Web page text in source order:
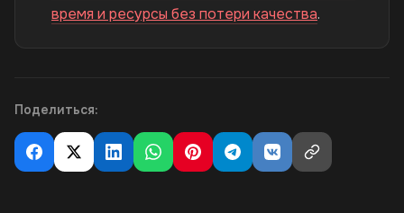
время и ресурсы без потери качества.
Поделиться: